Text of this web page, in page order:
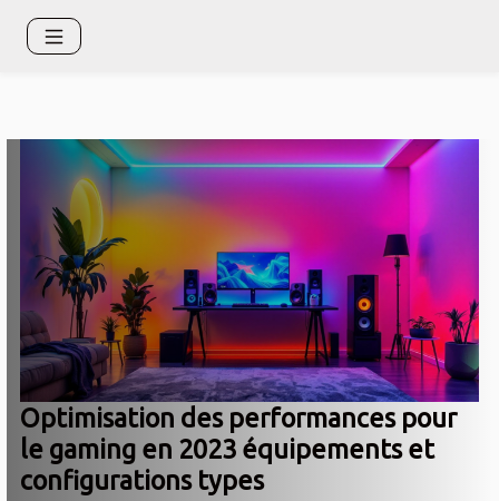
Optimisation des performances pour
le gaming en 2023 équipements et
configurations types